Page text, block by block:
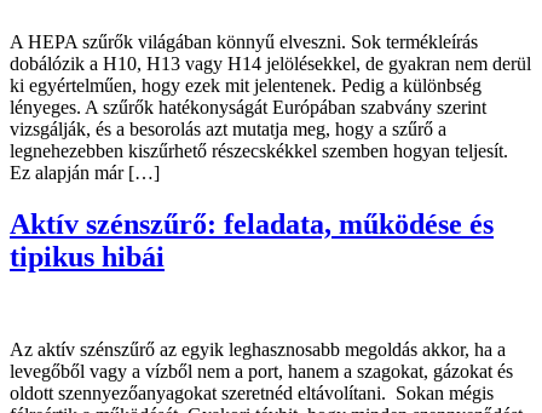
A HEPA szűrők világában könnyű elveszni. Sok termékleírás
dobálózik a H10, H13 vagy H14 jelölésekkel, de gyakran nem derül
ki egyértelműen, hogy ezek mit jelentenek. Pedig a különbség
lényeges. A szűrők hatékonyságát Európában szabvány szerint
vizsgálják, és a besorolás azt mutatja meg, hogy a szűrő a
legnehezebben kiszűrhető részecskékkel szemben hogyan teljesít.
Ez alapján már […]
Aktív szénszűrő: feladata, működése és
tipikus hibái
Az aktív szénszűrő az egyik leghasznosabb megoldás akkor, ha a
levegőből vagy a vízből nem a port, hanem a szagokat, gázokat és
oldott szennyezőanyagokat szeretnéd eltávolítani. Sokan mégis